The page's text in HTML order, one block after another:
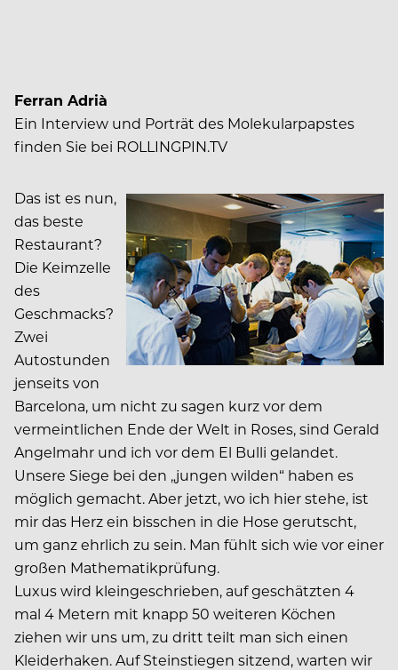
Ferran Adrià
Ein Interview und Porträt des Molekularpapstes
finden Sie bei ROLLINGPIN.TV
Das ist es nun,
das beste
Restaurant?
Die Keimzelle
des
Geschmacks?
Zwei
Autostunden
jenseits von
Barcelona, um nicht zu sagen kurz vor dem
vermeintlichen Ende der Welt in Roses, sind Gerald
Angelmahr und ich vor dem El Bulli gelandet.
Unsere Siege bei den „jungen wilden“ haben es
möglich gemacht. Aber jetzt, wo ich hier stehe, ist
mir das Herz ein bisschen in die Hose gerutscht,
um ganz ehrlich zu sein. Man fühlt sich wie vor einer
großen Mathematikprüfung.
Luxus wird kleingeschrieben, auf geschätzten 4
mal 4 Metern mit knapp 50 weiteren Köchen
ziehen wir uns um, zu dritt teilt man sich einen
Kleiderhaken. Auf Steinstiegen sitzend, warten wir